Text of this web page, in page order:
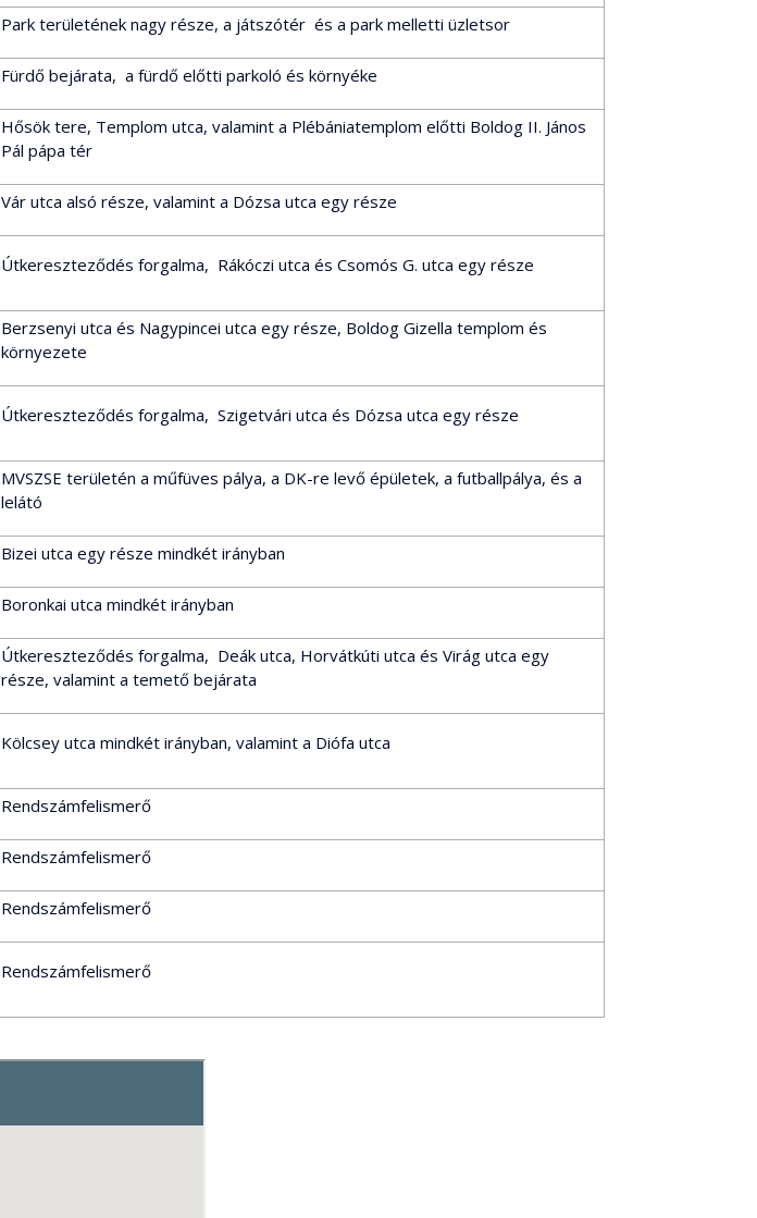
Park területének nagy része, a játszótér és a park melletti üzletsor
Fürdő bejárata, a fürdő előtti parkoló és környéke
Hősök tere, Templom utca, valamint a Plébániatemplom előtti Boldog II. János
Pál pápa tér
Vár utca alsó része, valamint a Dózsa utca egy része
Útkereszteződés forgalma, Rákóczi utca és Csomós G. utca egy része
Berzsenyi utca és Nagypincei utca egy része, Boldog Gizella templom és
környezete
Útkereszteződés forgalma, Szigetvári utca és Dózsa utca egy része
MVSZSE területén a műfüves pálya, a DK-re levő épületek, a futballpálya, és a
lelátó
Bizei utca egy része mindkét irányban
Boronkai utca mindkét irányban
Útkereszteződés forgalma, Deák utca, Horvátkúti utca és Virág utca egy
része, valamint a temető bejárata
Kölcsey utca mindkét irányban, valamint a Diófa utca
Rendszámfelismerő
Rendszámfelismerő
Rendszámfelismerő
Rendszámfelismerő